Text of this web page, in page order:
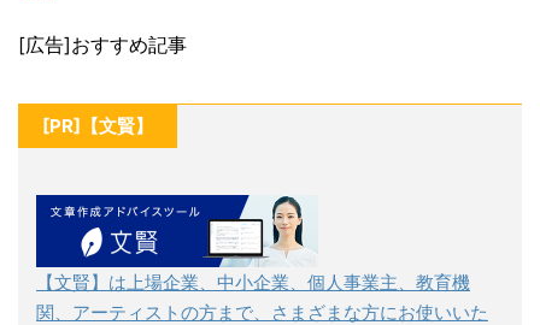
[広告]おすすめ記事
[PR]【文賢】
【文賢】は上場企業、中小企業、個人事業主、教育機
関、アーティストの方まで、さまざまな方にお使いいた